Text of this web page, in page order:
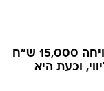
היא הייתה מרוויחה 15,000 ש"ח
וכעת היא